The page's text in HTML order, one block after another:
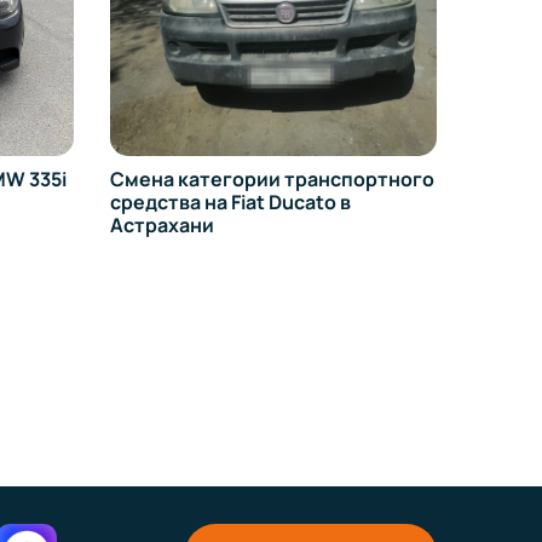
335i
Смена категории транспортного
средства на Fiat Ducato в
Астрахани